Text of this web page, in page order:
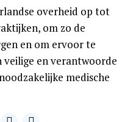
overheid op tot
om zo de
en om ervoor te
en verantwoorde
medische